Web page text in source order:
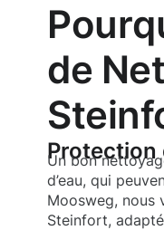
de
Protection
Un bon
d’eau, qui
Moosweg, nous
Steinfort,